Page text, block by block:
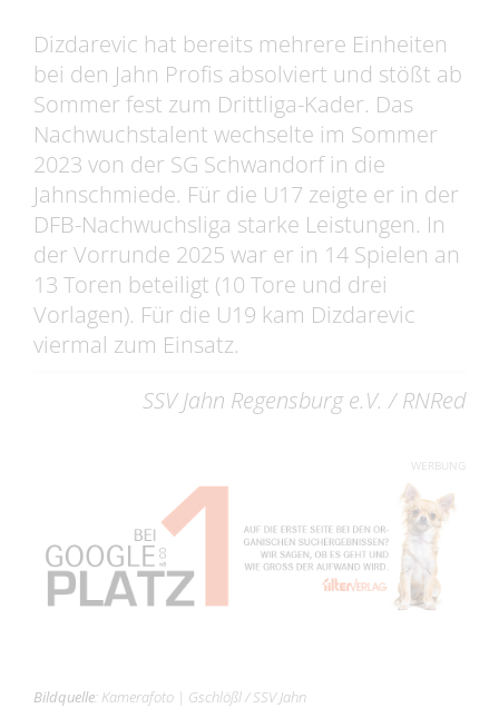
Dizdarevic hat bereits mehrere Einheiten
bei den Jahn Profis absolviert und stößt ab
Sommer fest zum Drittliga-Kader. Das
Nachwuchstalent wechselte im Sommer
2023 von der SG Schwandorf in die
Jahnschmiede. Für die U17 zeigte er in der
DFB-Nachwuchsliga starke Leistungen. In
der Vorrunde 2025 war er in 14 Spielen an
13 Toren beteiligt (10 Tore und drei
Vorlagen). Für die U19 kam Dizdarevic
viermal zum Einsatz.
SSV Jahn Regensburg e.V. / RNRed
WERBUNG
Bildquelle: Kamerafoto | Gschlößl / SSV Jahn